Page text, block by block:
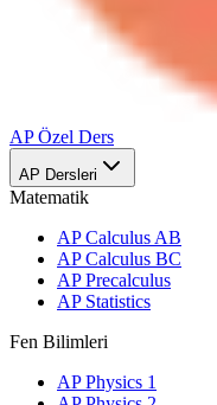
AP Özel Ders
AP Dersleri
Matematik
AP Calculus AB
AP Calculus BC
AP Precalculus
AP Statistics
Fen Bilimleri
AP Physics 1